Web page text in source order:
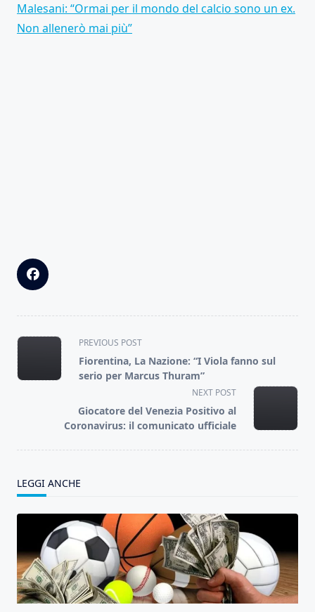
Malesani: “Ormai per il mondo del calcio sono un ex.
Non allenerò mai più”
<span
class="nav-
subtitle
text">Page</span>
PREVIOUS POST
Fiorentina, La Nazione: “I Viola fanno sul
serio per Marcus Thuram”
NEXT POST
Giocatore del Venezia Positivo al
Coronavirus: il comunicato ufficiale
LEGGI ANCHE